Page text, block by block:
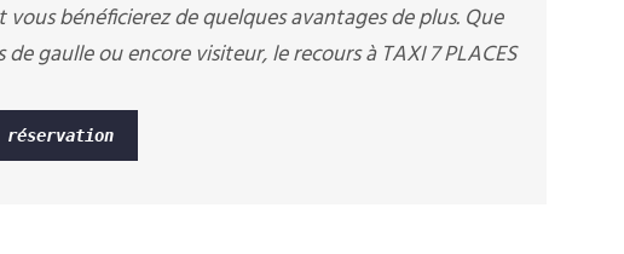
bénéficierez de quelques avantages de plus. Que
gaulle ou encore visiteur, le recours à TAXI 7 PLACES
réservation